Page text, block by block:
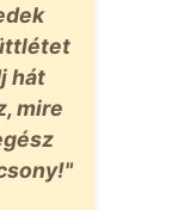
hát
mire